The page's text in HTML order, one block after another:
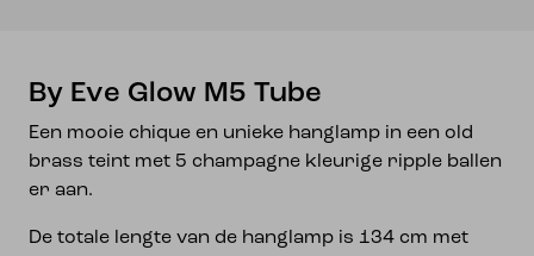
By Eve Glow M5 Tube
Een mooie chique en unieke hanglamp in een old
brass teint met 5 champagne kleurige ripple ballen
er aan.
De totale lengte van de hanglamp is 134 cm met